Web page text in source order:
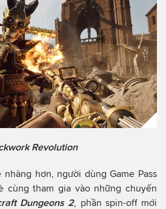
Revolution
hơn, người dùng Game Pass
cùng tham gia vào những chuyến
Dungeons 2, phần spin-off mới